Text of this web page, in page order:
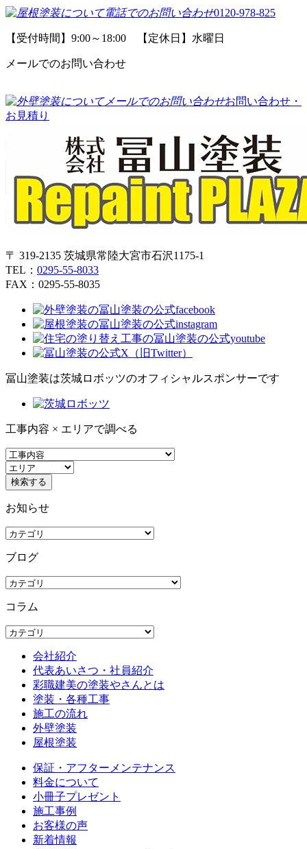
0120-978-825
【受付時間】9:00～18:00 【定休日】水曜日
メールでのお問い合わせ
お問い合わせ・
お見積り
〒 319-2135 茨城県常陸大宮市石沢1175-1
TEL： 0295-55-8033
FAX：0295-55-8035
冨山塗装は茨城ロボッツのオフィシャルスポンサーです
工事内容 × エリアで調べる
お知らせ
ブログ
コラム
会社紹介
代表あいさつ・社員紹介
彩職建美の塗装やさんとは
塗装・各種工事
施工の流れ
外壁塗装
屋根塗装
保証・アフターメンテナンス
料金について
小冊子プレゼント
施工事例
お客様の声
新着情報